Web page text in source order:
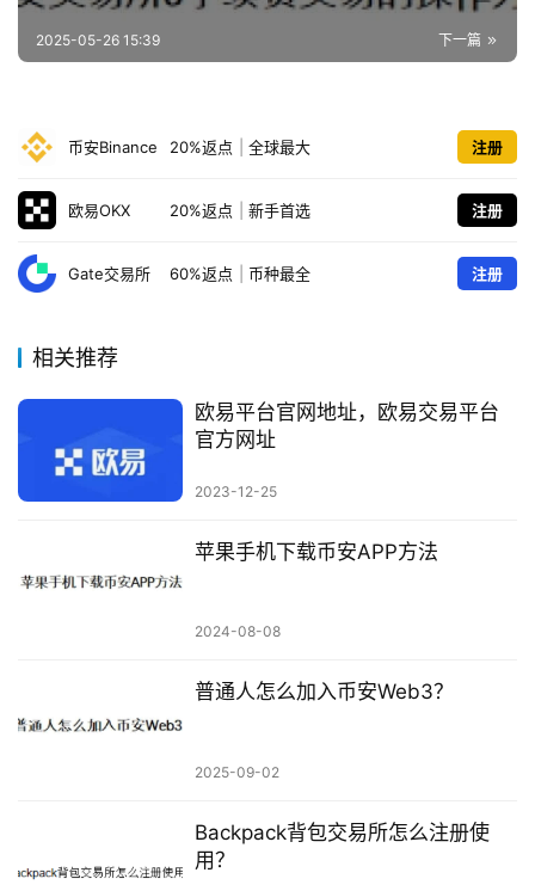
下一篇
2025-05-26 15:39
币安Binance 20%返点 全球最大 注册
欧易OKX 20%返点 新手首选 注册
Gate交易所 60%返点 币种最全 注册
相关推荐
欧易平台官网地址，欧易交易平台
官方网址
2023-12-25
苹果手机下载币安APP方法
2024-08-08
普通人怎么加入币安Web3？
2025-09-02
Backpack背包交易所怎么注册使
用？